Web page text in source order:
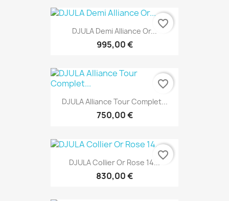
DJULA Demi Alliance Or...
995,00 €
favorite_border
DJULA Alliance Tour Complet...
750,00 €
favorite_border
DJULA Collier Or Rose 14...
830,00 €
favorite_border